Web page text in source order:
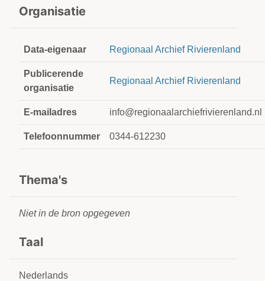
Organisatie
Data-eigenaar Regionaal Archief Rivierenland
Publicerende
organisatie
Regionaal Archief Rivierenland
E-mailadres info@regionaalarchiefrivierenland.nl
Telefoonnummer 0344-612230
Thema's
Niet in de bron opgegeven
Taal
Nederlands